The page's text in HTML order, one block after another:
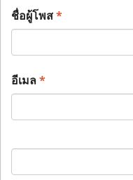
ชื่อผู้โพส*
อีเมล*